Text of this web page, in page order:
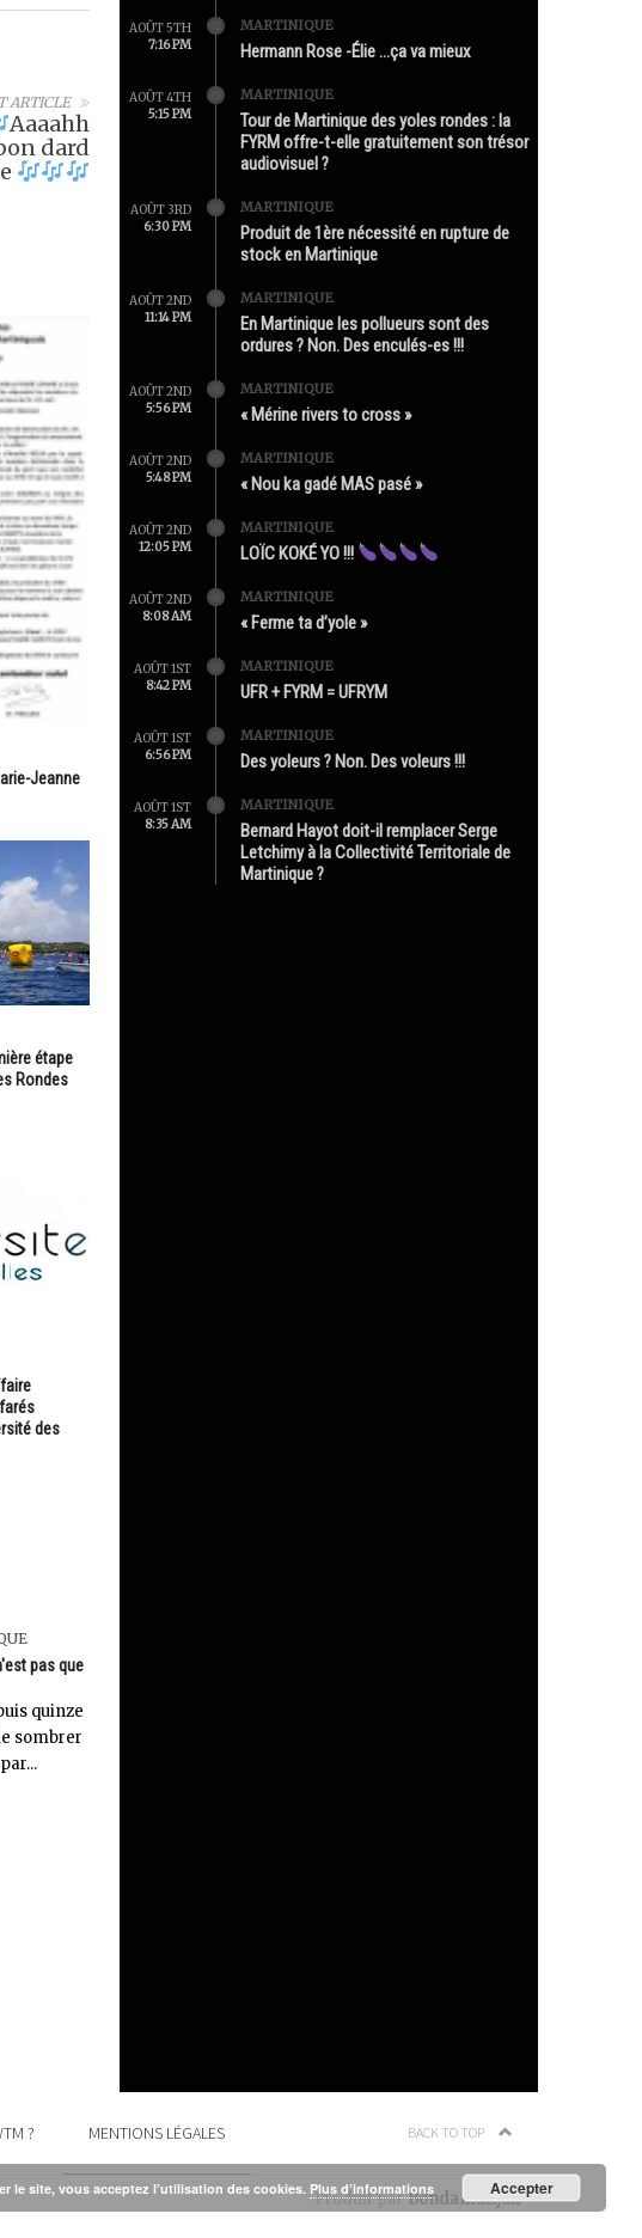
ARTICLE
Aaaahh
dard
Jeanne
étape
Rondes
des
pas que
quinze
sombrer
AOÛT 5TH
7:16 PM
MARTINIQUE
Hermann Rose -Élie …ça va mieux
AOÛT 4TH
5:15 PM
MARTINIQUE
Tour de Martinique des yoles rondes : la
FYRM offre-t-elle gratuitement son trésor
audiovisuel ?
AOÛT 3RD
6:30 PM
MARTINIQUE
Produit de 1ère nécessité en rupture de
stock en Martinique
AOÛT 2ND
11:14 PM
MARTINIQUE
En Martinique les pollueurs sont des
ordures ? Non. Des enculés-es !!!
AOÛT 2ND
5:56 PM
MARTINIQUE
« Mérine rivers to cross »
AOÛT 2ND
5:48 PM
MARTINIQUE
« Nou ka gadé MAS pasé »
AOÛT 2ND
12:05 PM
MARTINIQUE
LOÏC KOKÉ YO !!!
AOÛT 2ND
8:08 AM
MARTINIQUE
« Ferme ta d’yole »
AOÛT 1ST
8:42 PM
MARTINIQUE
UFR + FYRM = UFRYM
AOÛT 1ST
6:56 PM
MARTINIQUE
Des yoleurs ? Non. Des voleurs !!!
AOÛT 1ST
8:35 AM
MARTINIQUE
Bernard Hayot doit-il remplacer Serge
Letchimy à la Collectivité Territoriale de
Martinique ?
? MENTIONS LÉGALES BACK TO TOP
Produit parBondamanjak
le site, vous acceptez l’utilisation des cookies. Plus d’informations Accepter